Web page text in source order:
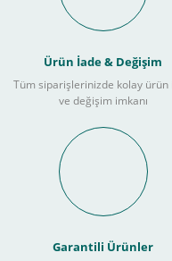
Ürün İade & Değişim
Tüm siparişlerinizde kolay ürün
ve değişim imkanı
Garantili Ürünler